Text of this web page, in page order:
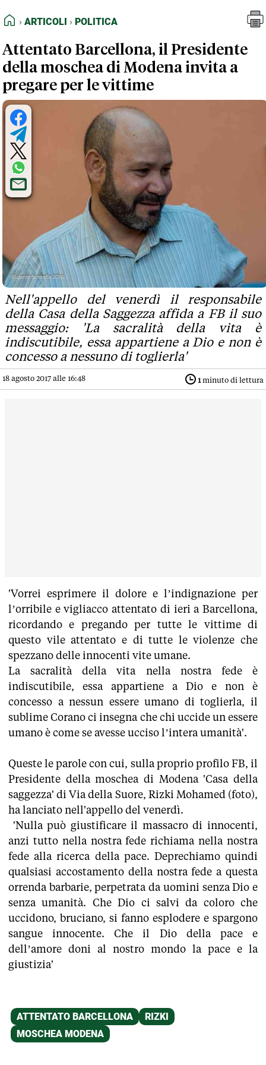
FEED RSS
NORMATIVE DEONTOLOGICHE
TERMINI e CONDIZIONI
HOME
ARTICOLI POLITICA
Attentato Barcellona, il Presidente
della moschea di Modena invita a
pregare per le vittime
Nell'appello del venerdì il responsabile
della Casa della Saggezza affida a FB il suo
messaggio: 'La sacralità della vita è
indiscutibile, essa appartiene a Dio e non è
concesso a nessuno di toglierla'
18 agosto 2017 alle 16:48 1 minuto di lettura
'Vorrei esprimere il dolore e l’indignazione per
l’orribile e vigliacco attentato di ieri a Barcellona,
ricordando e pregando per tutte le vittime di
questo vile attentato e di tutte le violenze che
spezzano delle innocenti vite umane.
La sacralità della vita nella nostra fede è
indiscutibile, essa appartiene a Dio e non è
concesso a nessun essere umano di toglierla, il
sublime Corano ci insegna che chi uccide un essere
umano è come se avesse ucciso l’intera umanità'.
Queste le parole con cui, sulla proprio profilo FB, il
Presidente della moschea di Modena 'Casa della
saggezza' di Via della Suore, Rizki Mohamed (foto),
ha lanciato nell'appello del venerdì.
'Nulla può giustificare il massacro di innocenti,
anzi tutto nella nostra fede richiama nella nostra
fede alla ricerca della pace. Deprechiamo quindi
qualsiasi accostamento della nostra fede a questa
orrenda barbarie, perpetrata da uomini senza Dio e
senza umanità. Che Dio ci salvi da coloro che
uccidono, bruciano, si fanno esplodere e spargono
sangue innocente. Che il Dio della pace e
dell’amore doni al nostro mondo la pace e la
giustizia'